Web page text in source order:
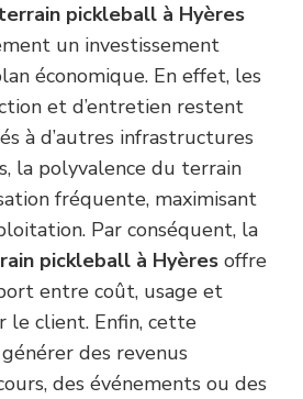
pickleball à Hyères
un investissement
économique. En effet, les
et d’entretien restent
à d’autres infrastructures
la polyvalence du terrain
fréquente, maximisant
Par conséquent, la
pickleball à Hyères offre
entre coût, usage et
le client. Enfin, cette
des revenus
des événements ou des